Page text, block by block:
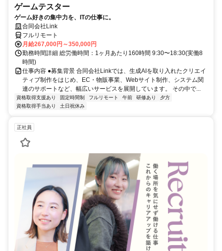
ゲームテスター
ゲーム好きの集中力を、ITの仕事に。
合同会社Link
フルリモート
月給267,000円～350,000円
勤務時間詳細 総労働時間：1ヶ月あたり160時間 9:30〜18:30(実働8
時間)
仕事内容 ●募集背景 合同会社Linkでは、生成AIを取り入れたクリエイ
ティブ制作をはじめ、EC・物販事業、Webサイト制作、システム関
連のサポートなど、幅広いサービスを展開しています。 その中で...
資格取得支援あり 固定時間制 フルリモート 午前 研修あり
夕方
資格取得手当あり
土日祝休み
正社員